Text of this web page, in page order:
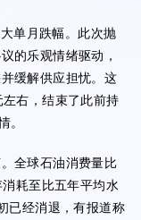
单月跌幅。此次抛
的乐观情绪驱动，
缓解供应担忧。这
右，结束了此前持
。
全球石油消费量比
耗至比五年平均水
已经消退，有报道称